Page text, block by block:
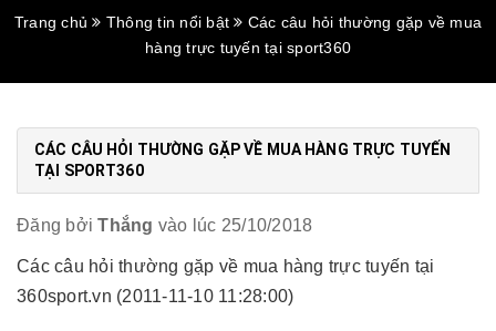
Trang chủ Thông tin nổi bật
Các câu hỏi thường gặp về mua
hàng trực tuyến tại sport360
CÁC CÂU HỎI THƯỜNG GẶP VỀ MUA HÀNG TRỰC TUYẾN
TẠI SPORT360
Đăng bởiThắng vào lúc 25/10/2018
Các câu hỏi thường gặp về mua hàng trực tuyến tại
360sport.vn (2011-11-10 11:28:00)